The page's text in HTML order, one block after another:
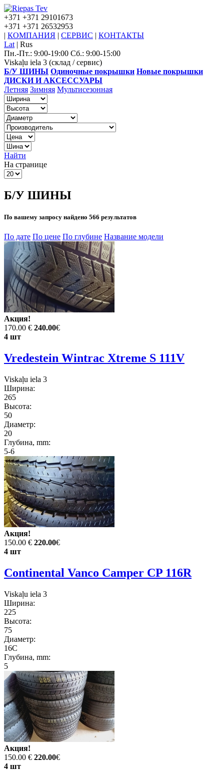
+371 +371 29101673
+371 +371 26532953
| КОМПАНИЯ | СЕРВИС | КОНТАКТЫ
Lat | Rus
Пн.-Пт.: 9:00-19:00 Сб.: 9:00-15:00
Viskaļu iela 3 (склад / сервис)
Б/У ШИНЫ Одиночные покрышки Новые покрышки
ДИСКИ И АКСЕССУАРЫ
Летняя Зимняя Мультисезонная
Найти
На странице
Б/У ШИНЫ
По вашему запросу найдено 566 результатов
По дате По цене По глубине Название модели
Акция!
170.00 € 240.00€
4 шт
Vredestein Wintrac Xtreme S 111V
Viskaļu iela 3
Ширина:
265
Высота:
50
Диаметр:
20
Глубина, mm:
5-6
Акция!
150.00 € 220.00€
4 шт
Continental Vanco Camper CP 116R
Viskaļu iela 3
Ширина:
225
Высота:
75
Диаметр:
16C
Глубина, mm:
5
Акция!
150.00 € 220.00€
4 шт